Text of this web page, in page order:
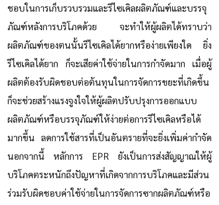
ชอบในการเก็บรวบรวมและรีไซเคิลผลิตภัณฑ์และบรรจุ
ภัณฑ์หลังการบริโภคด้วย จะทำให้ผู้ผลิตได้ทราบว่า
ผลิตภัณฑ์ของตนนั้นรีไซเคิลได้ยากหรือง่ายเพียงใด ยิ่ง
รีไซเคิลได้ยาก ก็จะเสียค่าใช้จ่ายในการกำจัดมาก เมื่อผู้
ผลิตต้องรับผิดชอบต่อต้นทุนในการจัดการขยะที่เกิดขึ้น
ก็จะช่วยสร้างแรงจูงใจให้ผู้ผลิตปรับปรุงการออกแบบ
ผลิตภัณฑ์หรือบรรจุภัณฑ์ให้ง่ายต่อการรีไซเคิลหรือได้
มากขึ้น ลดการใช้สารที่เป็นอันตรายที่จะยิ่งเพิ่มค่ากำจัด
นอกจากนี้ หลักการ EPR ยังเป็นการส่งสัญญาณให้ผู้
บริโภคตระหนักถึงปัญหาที่เกิดจากการบริโภคและมีส่วน
ร่วมรับผิดชอบค่าใช้จ่ายในการจัดการซากผลิตภัณฑ์หรือ